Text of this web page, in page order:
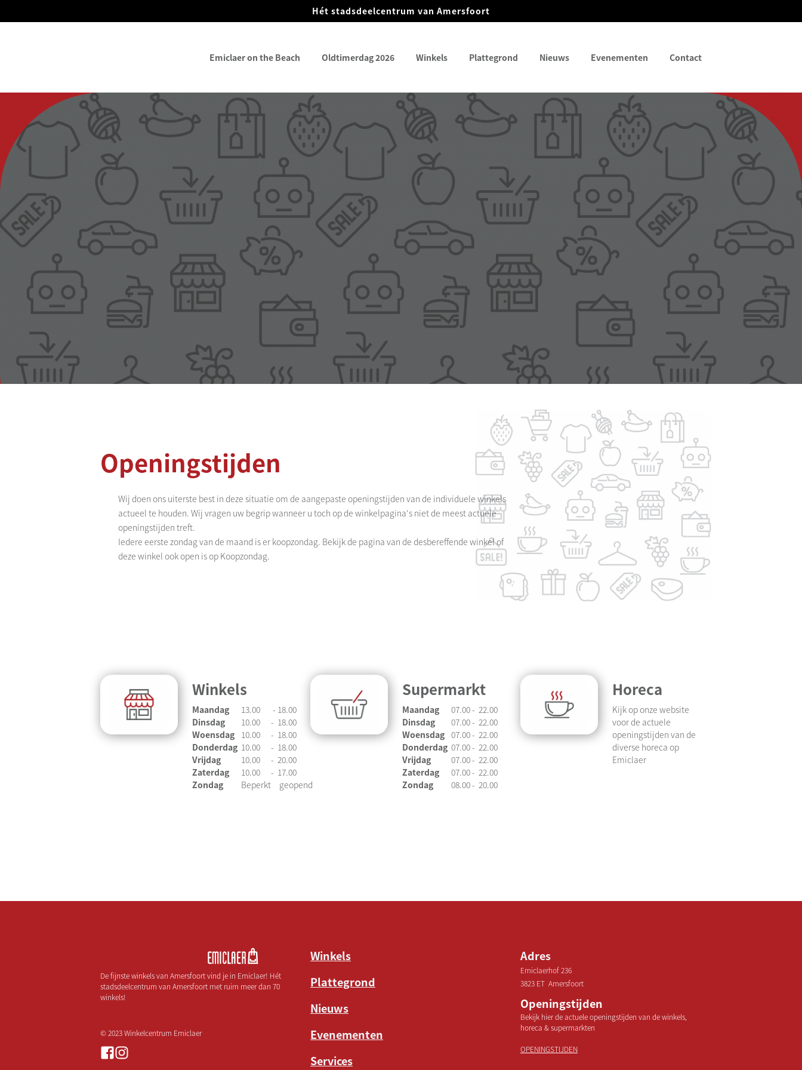
Hét stadsdeelcentrum van Amersfoort
Emiclaer on the Beach Oldtimerdag 2026 Winkels Plattegrond Nieuws Evenementen Contact
Openingstijden
Wij doen ons uiterste best in deze situatie om de aangepaste openingstijden van de individuele winkels
actueel te houden. Wij vragen uw begrip wanneer u toch op de winkelpagina's niet de meest actuele
openingstijden treft.
Iedere eerste zondag van de maand is er koopzondag. Bekijk de pagina van de desbereffende winkel of
deze winkel ook open is op Koopzondag.
Winkels
Maandag 13.00 - 18.00
Dinsdag
10.00 - 18.00
Woensdag
10.00 - 18.00
Donderdag 10.00 - 18.00
Vrijdag
10.00 - 20.00
Zaterdag
10.00 - 17.00
Zondag
Beperkt geopend
Supermarkt
Maandag 07.00- 22.00
Dinsdag
07.00- 22.00
Woensdag 07.00- 22.00
Donderdag 07.00- 22.00
Vrijdag
07.00- 22.00
Zaterdag
07.00- 22.00
Zondag
08.00- 20.00
Horeca
Kijk op onze website
voor de actuele
openingstijden van de
diverse horeca op
Emiclaer
De fijnste winkels van Amersfoort vind je in Emiclaer! Hét
stadsdeelcentrum van Amersfoort met ruim meer dan 70
winkels!
© 2023 Winkelcentrum Emiclaer
Winkels
Plattegrond
Nieuws
Evenementen
Services
Adres
Emiclaerhof 236
3823 ET Amersfoort
Openingstijden
Bekijk hier de actuele openingstijden van de winkels,
horeca & supermarkten
OPENINGSTIJDEN